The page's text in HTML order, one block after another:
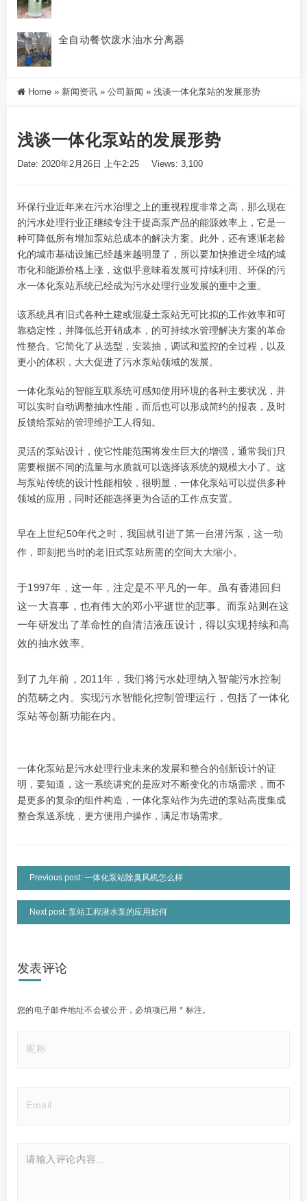
全自动餐饮废水油水分离器
Home » 新闻资讯 » 公司新闻 » 浅谈一体化泵站的发展形势
浅谈一体化泵站的发展形势
Date: 2020年2月26日 上午2:25 Views: 3,100
环保行业近年来在污水治理之上的重视程度非常之高，那么现在
的污水处理行业正继续专注于提高泵产品的能源效率上，它是一
种可降低所有增加泵站总成本的解决方案。此外，还有逐渐老龄
化的城市基础设施已经越来越明显了，所以要加快推进全域的城
市化和能源价格上涨，这似乎意味着发展可持续利用、环保的污
水一体化泵站系统已经成为污水处理行业发展的重中之重。
该系统具有旧式各种土建或混凝土泵站无可比拟的工作效率和可
靠稳定性，并降低总开销成本，的可持续水管理解决方案的革命
性整合。它简化了从选型，安装抽，调试和监控的全过程，以及
更小的体积，大大促进了污水泵站领域的发展。
一体化泵站的智能互联系统可感知使用环境的各种主要状况，并
可以实时自动调整抽水性能，而后也可以形成简约的报表，及时
反馈给泵站的管理维护工人得知。
灵活的泵站设计，使它性能范围将发生巨大的增强，通常我们只
需要根据不同的流量与水质就可以选择该系统的规模大小了。这
与泵站传统的设计性能相较，很明显，一体化泵站可以提供多种
领域的应用，同时还能选择更为合适的工作点安置。
早在上世纪50年代之时，我国就引进了第一台潜污泵，这一动
作，即刻把当时的老旧式泵站所需的空间大大缩小。
于1997年，这一年，注定是不平凡的一年。虽有香港回归
这一大喜事，也有伟大的邓小平逝世的悲事。而泵站则在这
一年研发出了革命性的自清洁液压设计，得以实现持续和高
效的抽水效率。
到了九年前，2011年，我们将污水处理纳入智能污水控制
的范畴之内。实现污水智能化控制管理运行，包括了一体化
泵站等创新功能在内。
一体化泵站是污水处理行业未来的发展和整合的创新设计的证
明，要知道，这一系统讲究的是应对不断变化的市场需求，而不
是更多的复杂的组件构造，一体化泵站作为先进的泵站高度集成
整合泵送系统，更方便用户操作，满足市场需求。
Previous post: 一体化泵站除臭风机怎么样
Next post: 泵站工程潜水泵的应用如何
发表评论
您的电子邮件地址不会被公开， 必填项已用* 标注。